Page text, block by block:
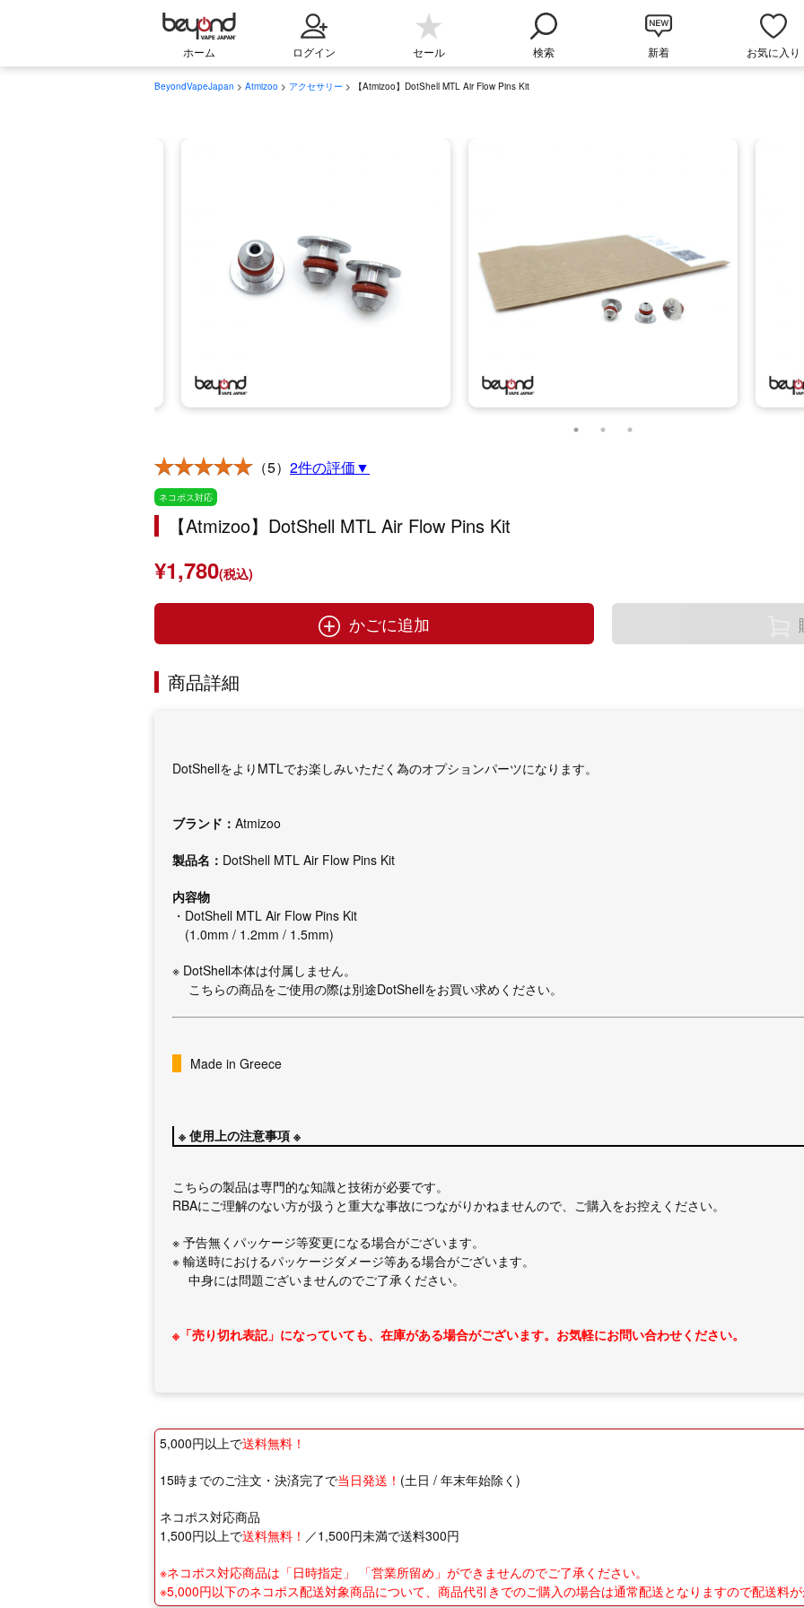
ホーム ログイン セール 検索 新着 お気に入り
BeyondVapeJapan > Atmizoo > アクセサリー > 【Atmizoo】DotShell MTL Air Flow Pins Kit
（5） 2件の評価▼
ネコポス対応
【Atmizoo】DotShell MTL Air Flow Pins Kit
¥1,780(税込)
かごに追加
商品詳細
DotShellをよりMTLでお楽しみいただく為のオプションパーツになります。
ブランド： Atmizoo
製品名： DotShell MTL Air Flow Pins Kit
内容物
・DotShell MTL Air Flow Pins Kit
(1.0mm / 1.2mm / 1.5mm)
※ DotShell本体は付属しません。
こちらの商品をご使用の際は別途DotShellをお買い求めください。
Made in Greece
※ 使用上の注意事項 ※
こちらの製品は専門的な知識と技術が必要です。
RBAにご理解のない方が扱うと重大な事故につながりかねませんので、ご購入をお控えください。
※ 予告無くパッケージ等変更になる場合がございます。
※ 輸送時におけるパッケージダメージ等ある場合がございます。
中身には問題ございませんのでご了承ください。
※「売り切れ表記」になっていても、在庫がある場合がございます。お気軽にお問い合わせください。
5,000円以上で送料無料！
15時までのご注文・決済完了で当日発送！ (土日 / 年末年始除く)
ネコポス対応商品
1,500円以上で送料無料！ ／1,500円未満で送料300円
※ネコポス対応商品は「日時指定」 「営業所留め」ができませんのでご了承ください。
※5,000円以下のネコポス配送対象商品について、商品代引きでのご購入の場合は通常配送となりますので配送料